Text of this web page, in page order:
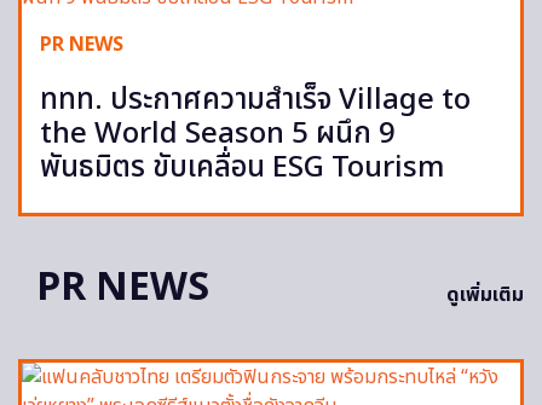
PR NEWS
ททท. ประกาศความสำเร็จ Village to
the World Season 5 ผนึก 9
พันธมิตร ขับเคลื่อน ESG Tourism
PR NEWS ดูเพิ่มเติม